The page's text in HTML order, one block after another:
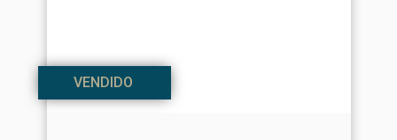
VENDIDO